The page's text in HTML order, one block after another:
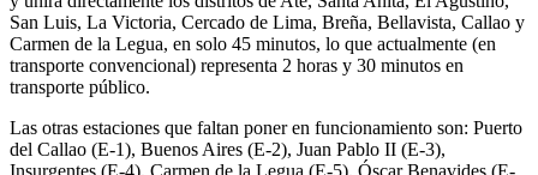
San Luis, La Victoria, Cercado de Lima, Breña, Bellavista, Callao y
Carmen de la Legua, en solo 45 minutos, lo que actualmente (en
transporte convencional) representa 2 horas y 30 minutos en
transporte público.
Las otras estaciones que faltan poner en funcionamiento son: Puerto
del Callao (E-1), Buenos Aires (E-2), Juan Pablo II (E-3),
Insurgentes (E-4), Carmen de la Legua (E-5), Óscar Benavides (E-